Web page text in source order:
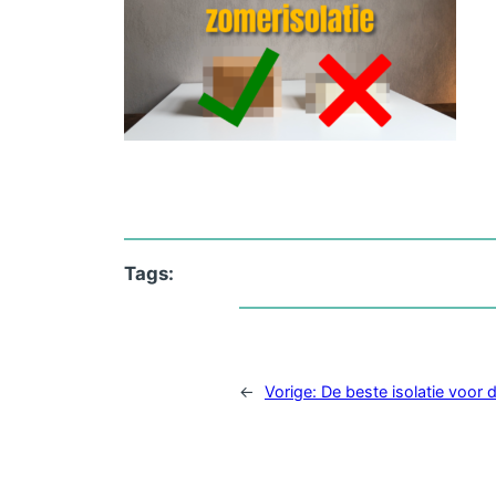
Tags:
← Vorige: De beste isolatie voor